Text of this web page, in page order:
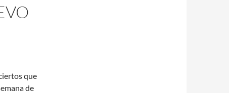
que
de